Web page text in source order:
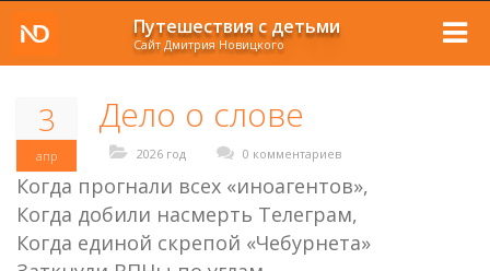
Путешествия с детьми
Сайт Дмитрия Новицкого
3
апр
Дело о слове
2026 год 0 комментариев
Когда прогнали всех «иноагентов»,
Когда добили насмерть Телеграм,
Когда единой скрепой «Чебурнета»